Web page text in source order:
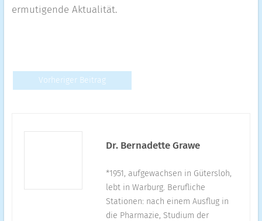
ermutigende Aktualität.
Vorheriger Beitrag
Dr. Bernadette Grawe
*1951, aufgewachsen in Gütersloh,
lebt in Warburg. Berufliche
Stationen: nach einem Ausflug in
die Pharmazie, Studium der